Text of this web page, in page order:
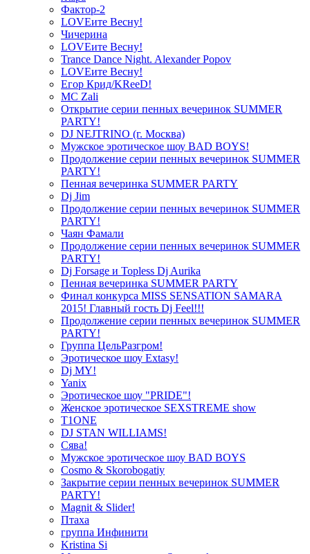
Фактор-2
LOVEите Весну!
Чичерина
LOVEите Весну!
Trance Dance Night. Alexander Popov
LOVEите Весну!
Егор Крид/KReeD!
MC Zali
Открытие серии пенных вечеринок SUMMER
PARTY!
DJ NEJTRINO (г. Москва)
Мужское эротическое шоу BAD BOYS!
Продолжение серии пенных вечеринок SUMMER
PARTY!
Пенная вечеринка SUMMER PARTY
Dj Jim
Продолжение серии пенных вечеринок SUMMER
PARTY!
Чаян Фамали
Продолжение серии пенных вечеринок SUMMER
PARTY!
Dj Forsage и Topless Dj Aurika
Пенная вечеринка SUMMER PARTY
Финал конкурса MISS SENSATION SAMARA
2015! Главный гость Dj Feel!!!
Продолжение серии пенных вечеринок SUMMER
PARTY!
Группа ЦельРазгром!
Эротическое шоу Extasy!
Dj MY!
Yanix
Эротическое шоу "PRIDE"!
Женское эротическое SEXSTREME show
T1ONE
DJ STAN WILLIAMS!
Сява!
Мужское эротическое шоу BAD BOYS
Cosmo & Skorobogatiy
Закрытие серии пенных вечеринок SUMMER
PARTY!
Magnit & Slider!
Птаха
группа Инфинити
Kristina Si